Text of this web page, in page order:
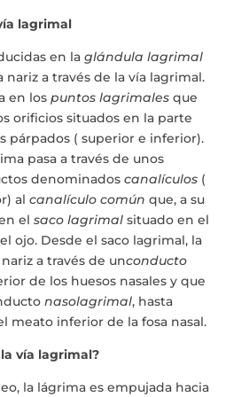
lagrimal
en la glándula lagrimal
nariz a través de la vía lagrimal.
en los puntos lagrimalesque
orificios situados en la parte
párpados ( superior e inferior).
pasa a través de unos
denominados canalículos(
al canalículo común que, a su
el saco lagrimalsituado en el
ojo. Desde el saco lagrimal, la
a través de unconducto
de los huesos nasales y que
nasolagrimal, hasta
meato inferior de la fosa nasal.
vía lagrimal?
la lágrima es empujada hacia